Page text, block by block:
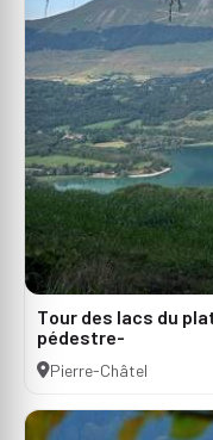
Tour des lacs du
pédestre-
Pierre-Châtel